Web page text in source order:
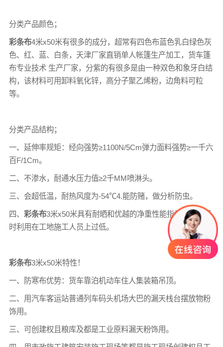
分类产品颜色；
彩条布4米x50米有很多的成分，超常有四色布蓝色乳白绿色灰
色、红、蓝、白条，天津厂家直销单人帐篷生产加工， 货车篷
布专业技术 生产厂家，分紫的有很多是由一种双色和象牙白结
构，该材料可用卸料氧化锌，高分子聚乙烯粉，边角料可粒
等。
分类产品结构；
一、延伸率规矩：经向强势≥1100N/5Cm弹力面料强势≥一千六
百F/1Cm。
二、不渗水，耐通水压力值≥2千MM喷淋头。
三、会超低温，耐热风度为-54℃4.能防赌，做分析防虫。
四、 彩条布3米x50米具有耐晒和优越的净重性能指标，故而平
时利用在工地施工人员上过低。
彩条布3米x50米特性！
一、防寒布优势：货车靠泊机动车住人集装箱吊顶。
二、用汽车客运站普通列车码头机场大巴的漏天栈台摆放物粉
饰用。
三、可创建权且粮库及都是工业原料漏天粉饰用。